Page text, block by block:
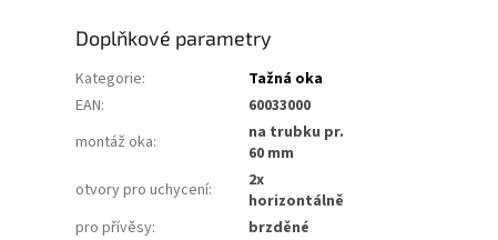
Doplňkové parametry
Kategorie:
Tažná oka
EAN:
60033000
montáž oka:
na trubku pr.
60 mm
otvory pro uchycení:
2x
horizontálně
pro přívěsy:
brzděné